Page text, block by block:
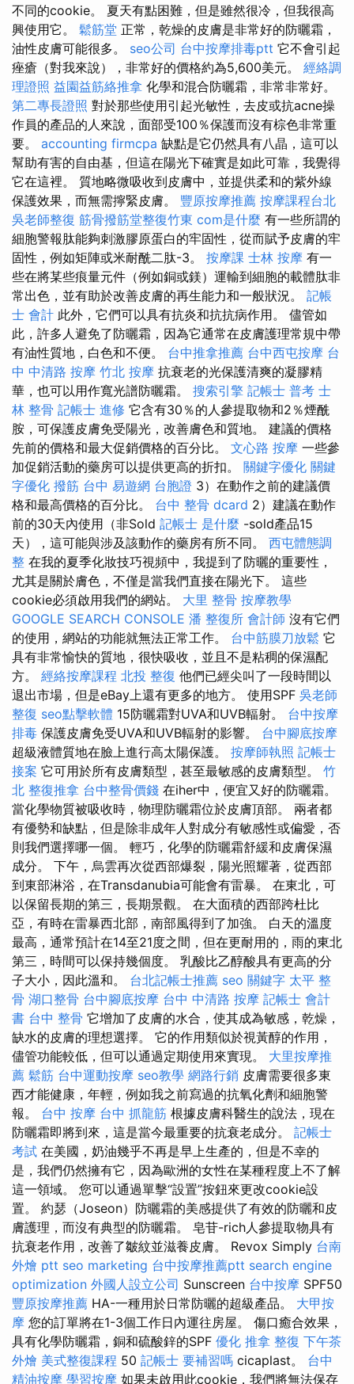
不同的cookie。 夏天有點困難，但是雖然很冷，但我很高
興使用它。 鬆筋堂 正常，乾燥的皮膚是非常好的防曬霜，
油性皮膚可能很多。 seo公司 台中按摩排毒ptt 它不會引起
痤瘡（對我來說），非常好的價格約為5,600美元。 經絡調
理證照 益園益筋絡推拿 化學和混合防曬霜，非常非常好。
第二專長證照 對於那些使用引起光敏性，去皮或抗acne操
作員的產品的人來說，面部受100％保護而沒有棕色非常重
要。 accounting firmcpa 缺點是它仍然具有八晶，這可以
幫助有害的自由基，但這在陽光下確實是如此可靠，我覺得
它在這裡。 質地略微吸收到皮膚中，並提供柔和的紫外線
保護效果，而無需擰緊皮膚。 豐原按摩推薦 按摩課程台北
吳老師整復 筋骨撥筋堂整復竹東 com是什麼 有一些所謂的
細胞警報肽能夠刺激膠原蛋白的牢固性，從而賦予皮膚的牢
固性，例如矩陣或米耐酰二肽-3。 按摩課 士林 按摩 有一
些在將某些痕量元件（例如銅或鎂）運輸到細胞的載體肽非
常出色，並有助於改善皮膚的再生能力和一般狀況。 記帳
士 會計 此外，它們可以具有抗炎和抗抗病作用。 儘管如
此，許多人避免了防曬霜，因為它通常在皮膚護理常規中帶
有油性質地，白色和不便。 台中推拿推薦 台中西屯按摩 台
中 中清路 按摩 竹北 按摩 抗衰老的光保護清爽的凝膠精
華，也可以用作寬光譜防曬霜。 搜索引擎 記帳士 普考 士
林 整骨 記帳士 進修 它含有30％的人參提取物和2％煙酰
胺，可保護皮膚免受陽光，改善膚色和質地。 建議的價格
先前的價格和最大促銷價格的百分比。 文心路 按摩 一些參
加促銷活動的藥房可以提供更高的折扣。 關鍵字優化 關鍵
字優化 撥筋 台中 易遊網 台胞證 3）在動作之前的建議價
格和最高價格的百分比。 台中 整骨 dcard 2）建議在動作
前的30天內使用（非Sold 記帳士 是什麼 -sold產品15
天），這可能與涉及該動作的藥房有所不同。 西屯體態調
整 在我的夏季化妝技巧視頻中，我提到了防曬的重要性，
尤其是關於膚色，不僅是當我們直接在陽光下。 這些
cookie必須啟用我們的網站。 大里 整骨 按摩教學
GOOGLE SEARCH CONSOLE 潘 整復所 會計師 沒有它們
的使用，網站的功能就無法正常工作。 台中筋膜刀放鬆 它
具有非常愉快的質地，很快吸收，並且不是粘稠的保濕配
方。 經絡按摩課程 北投 整復 他們已經尖叫了一段時間以
退出市場，但是eBay上還有更多的地方。 使用SPF 吳老師
整復 seo點擊軟體 15防曬霜對UVA和UVB輻射。 台中按摩
排毒 保護皮膚免受UVA和UVB輻射的影響。 台中腳底按摩
超級液體質地在臉上進行高太陽保護。 按摩師執照 記帳士
接案 它可用於所有皮膚類型，甚至最敏感的皮膚類型。 竹
北 整復推拿 台中整骨價錢 在iher中，便宜又好的防曬霜。
當化學物質被吸收時，物理防曬霜位於皮膚頂部。 兩者都
有優勢和缺點，但是除非成年人對成分有敏感性或偏愛，否
則我們選擇哪一個。 輕巧，化學的防曬霜舒緩和皮膚保濕
成分。 下午，烏雲再次從西部爆裂，陽光照耀著，從西部
到東部淋浴，在Transdanubia可能會有雷暴。 在東北，可
以保留長期的第三，長期景觀。 在大面積的西部跨杜比
亞，有時在雷暴西北部，南部風得到了加強。 白天的溫度
最高，通常預計在14至21度之間，但在更耐用的，雨的東北
第三，時間可以保持幾個度。 乳酸比乙醇酸具有更高的分
子大小，因此溫和。 台北記帳士推薦 seo 關鍵字 太平 整
骨 湖口整骨 台中腳底按摩 台中 中清路 按摩 記帳士 會計
書 台中 整骨 它增加了皮膚的水合，使其成為敏感，乾燥，
缺水的皮膚的理想選擇。 它的作用類似於視黃醇的作用，
儘管功能較低，但可以通過定期使用來實現。 大里按摩推
薦 鬆筋 台中運動按摩 seo教學 網路行銷 皮膚需要很多東
西才能健康，年輕，例如我之前寫過的抗氧化劑和細胞警
報。 台中 按摩 台中 抓龍筋 根據皮膚科醫生的說法，現在
防曬霜即將到來，這是當今最重要的抗衰老成分。 記帳士
考試 在美國，奶油幾乎不再是早上生產的，但是不幸的
是，我們仍然擁有它，因為歐洲的女性在某種程度上不了解
這一領域。 您可以通過單擊“設置”按鈕來更改cookie設
置。 約瑟（Joseon）防曬霜的美感提供了有效的防曬和皮
膚護理，而沒有典型的防曬霜。 皂苷-rich人參提取物具有
抗衰老作用，改善了皺紋並滋養皮膚。 Revox Simply 台南
外燴 ptt seo marketing 台中按摩推薦ptt search engine
optimization 外國人設立公司 Sunscreen 台中按摩 SPF50
豐原按摩推薦 HA-一種用於日常防曬的超級產品。 大甲按
摩 您的訂單將在1-3個工作日內運往房屋。 傷口癒合效果，
具有化學防曬霜，銅和硫酸鋅的SPF 優化 推拿 整復 下午茶
外燴 美式整復課程 50 記帳士 要補習嗎 cicaplast。 台中
精油按摩 學習按摩 如果未啟用此cookie，我們將無法保存